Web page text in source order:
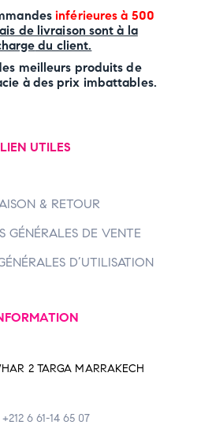
inférieures à 500
de livraison sont à la
du client.
meilleurs produits de
à des prix imbattables.
LIEN UTILES
& RETOUR
GÉNÉRALES DE VENTE
D’UTILISATION
2 TARGA MARRAKECH
+212 6 61-14 65 07